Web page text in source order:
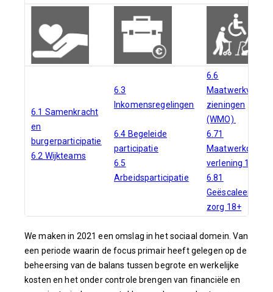
6.1 Samenkracht
en
burgerparticipatie
6.2 Wijkteams
6.3
Inkomensregelingen
6.4 Begeleide
participatie
6.5
Arbeidsparticipatie
6.6
Maatwerkvoor-
zieningen
(WMO)
6.71
verlening 18+
6.81
Geëscaleerde
zorg 18+
We maken in 2021 een omslag in het sociaal domein. Van
een periode waarin de focus primair heeft gelegen op de
beheersing van de balans tussen begrote en werkelijke
kosten en het onder controle brengen van financiële en